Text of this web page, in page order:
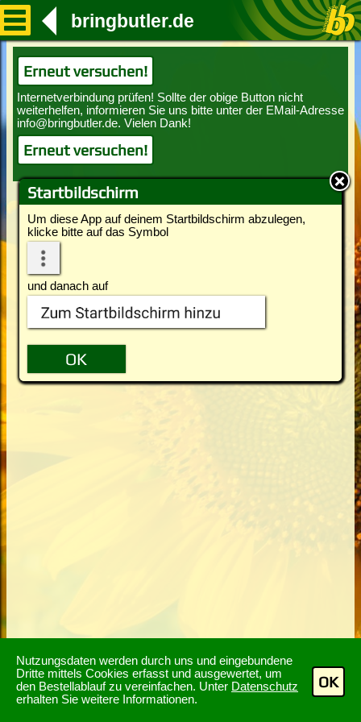
Nutzungsdaten werden durch uns und eingebundene
Dritte mittels Cookies erfasst und ausgewertet, um
den Bestellablauf zu vereinfachen. Unter Datenschutz
erhalten Sie weitere Informationen.
OK
Startbildschirm
Um diese App auf deinem Startbildschirm abzulegen,
klicke bitte auf das Symbol
und danach auf
bringbutler.de
Erneut versuchen!
Erneut versuchen!